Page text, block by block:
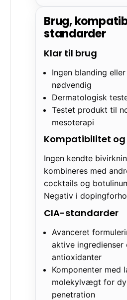
Brug,
standarder
Klar til brug
Ingen blanding
nødvendig
Dermatologisk
Testet produkt til
mesoterapi
Kompatibilitet og
Ingen kendte
kombineres med
cocktails og
Negativ i
CIA-standarder
Avanceret
aktive ingredienser
antioxidanter
Komponenter med
molekylvægt for
penetration